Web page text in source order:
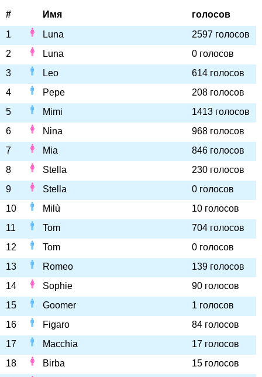
# Имя
голосов
1
Luna
2597 голосов
2
Luna
0 голосов
3
Leo
614 голосов
4
Pepe
208 голосов
5
Mimi
1413 голосов
6
Nina
968 голосов
7
Mia
846 голосов
8
Stella
230 голосов
9
Stella
0 голосов
10
Milù
10 голосов
11
Tom
704 голосов
12
Tom
0 голосов
13
Romeo
139 голосов
14
Sophie
90 голосов
15
Goomer
1 голосов
16
Figaro
84 голосов
17
Macchia
17 голосов
18
Birba
15 голосов